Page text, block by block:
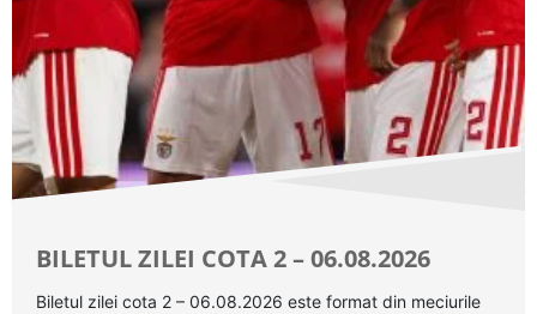
BILETUL ZILEI COTA 2 – 06.08.2026
Biletul zilei cota 2 – 06.08.2026 este format din meciurile